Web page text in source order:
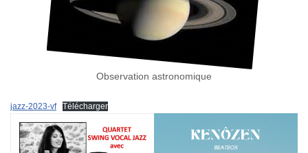
Observation astronomique
jazz-2023-vf Télécharger